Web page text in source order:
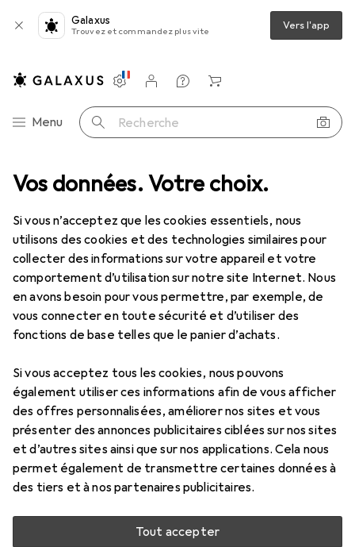
Vos données. Votre choix.
Si vous n’acceptez que les cookies essentiels, nous
utilisons des cookies et des technologies similaires pour
collecter des informations sur votre appareil et votre
comportement d’utilisation sur notre site Internet. Nous
en avons besoin pour vous permettre, par exemple, de
vous connecter en toute sécurité et d’utiliser des
fonctions de base telles que le panier d’achats.
Si vous acceptez tous les cookies, nous pouvons
également utiliser ces informations afin de vous afficher
des offres personnalisées, améliorer nos sites et vous
présenter des annonces publicitaires ciblées sur nos sites
et d’autres sites ainsi que sur nos applications. Cela nous
permet également de transmettre certaines données à
des tiers et à nos partenaires publicitaires.
Tout accepter
Galaxus
Trouvez et commandez plus vite Vers l'app
Navigation par catégorie
Menu Recherche
Paramètres
Compte client
Listes de comparaison
Listes d'envies
Panier
Distributeur de ruban adhésif Scotch C18 - Distributeur de table
10 images
Scotch C18 - Distributeur de table
Prix en EUR TVA incl.
EUR
36,78
49
Évaluations
Livré entre mer, 26/8 et ven, 28/8
Plus de 10 pièces commandées